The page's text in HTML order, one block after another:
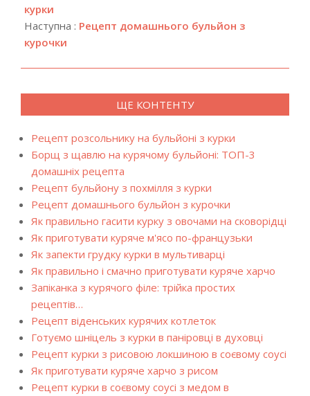
07
курки
Наступна : Рецепт домашнього бульйон з
курочки
ЩЕ КОНТЕНТУ
Рецепт розсольнику на бульйоні з курки
Борщ з щавлю на курячому бульйоні: ТОП-3
домашніх рецепта
Рецепт бульйону з похмілля з курки
Рецепт домашнього бульйон з курочки
Як правильно гасити курку з овочами на сковорідці
Як приготувати куряче м'ясо по-французьки
Як запекти грудку курки в мультиварці
Як правильно і смачно приготувати куряче харчо
Запіканка з курячого філе: трійка простих
рецептів…
Рецепт віденських курячих котлеток
Готуємо шніцель з курки в паніровці в духовці
Рецепт курки з рисовою локшиною в соєвому соусі
Як приготувати куряче харчо з рисом
Рецепт курки в соєвому соусі з медом в